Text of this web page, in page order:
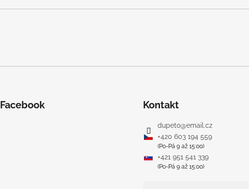
Facebook Kontakt
dupeto@email.cz
+420 603 194 559
(Po-Pá 9 až 15:00)
+421 951 541 339
(Po-Pá 9 až 15:00)